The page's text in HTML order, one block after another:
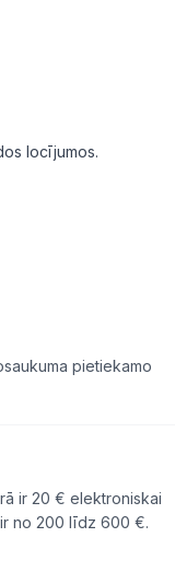
locījumos.
pietiekamo
ir 20 € elektroniskai
ir no 200 līdz 600 €.